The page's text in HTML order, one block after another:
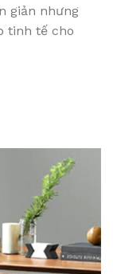
giản nhưng
tinh tế cho